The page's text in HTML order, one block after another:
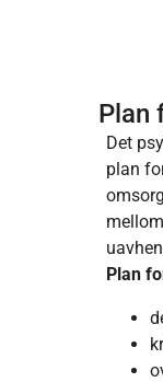
Plan
Det
plan
Plan